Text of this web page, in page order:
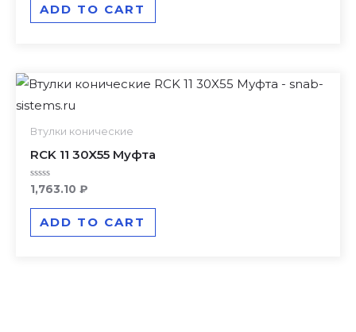
ADD TO CART
Втулки конические
RCK 11 30X55 Муфта
Rated
out
1,763.10 ₽
ADD TO CART